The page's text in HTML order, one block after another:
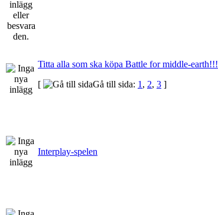
Titta alla som ska köpa Battle for middle-earth!!!
[
Gå till sida: 1 , 2, 3 ]
Interplay-spelen